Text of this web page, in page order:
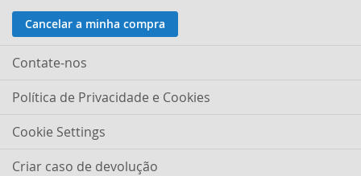
Cancelar a minha compra
Contate-nos
Política de Privacidade e Cookies
Cookie Settings
Criar caso de devolução